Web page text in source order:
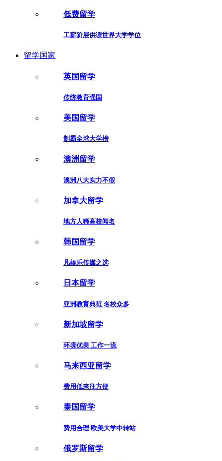
低费留学
工薪阶层供读世界大学学位
留学国家
英国留学
传统教育强国
美国留学
制霸全球大学榜
澳洲留学
澳洲八大实力不假
加拿大留学
地方人稀高校闻名
韩国留学
凡娱乐传媒之选
日本留学
亚洲教育典范 名校众多
新加坡留学
环境优美 工作一流
马来西亚留学
费用低来往方便
泰国留学
费用合理 欧美大学中转站
俄罗斯留学